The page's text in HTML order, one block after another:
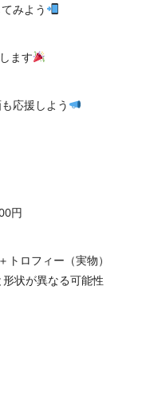
みよう
ます
応援しよう
円
ロフィー（実物）
状が異なる可能性